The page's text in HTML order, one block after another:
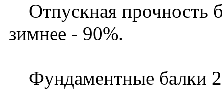
Отпускная прочность
зимнее - 90%.
Фундаментные балки